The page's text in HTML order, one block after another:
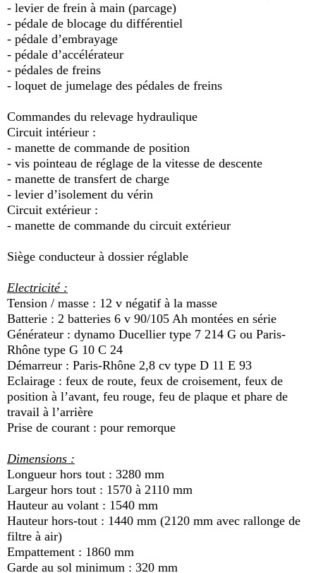
- levier de frein à main (parcage)
- pédale de blocage du différentiel
- pédale d’embrayage
- pédale d’accélérateur
- pédales de freins
- loquet de jumelage des pédales de freins
Commandes du relevage hydraulique
Circuit intérieur :
- manette de commande de position
- vis pointeau de réglage de la vitesse de descente
- manette de transfert de charge
- levier d’isolement du vérin
Circuit extérieur :
- manette de commande du circuit extérieur
Siège conducteur à dossier réglable
Electricité :
Tension / masse : 12 v négatif à la masse
Batterie : 2 batteries 6 v 90/105 Ah montées en série
Générateur : dynamo Ducellier type 7 214 G ou Paris-
Rhône type G 10 C 24
Démarreur : Paris-Rhône 2,8 cv type D 11 E 93
Eclairage : feux de route, feux de croisement, feux de
position à l’avant, feu rouge, feu de plaque et phare de
travail à l’arrière
Prise de courant : pour remorque
Dimensions :
Longueur hors tout : 3280 mm
Largeur hors tout : 1570 à 2110 mm
Hauteur au volant : 1540 mm
Hauteur hors-tout : 1440 mm (2120 mm avec rallonge de
filtre à air)
Empattement : 1860 mm
Garde au sol minimum : 320 mm